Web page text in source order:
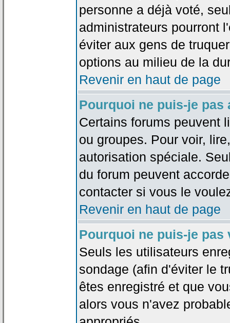
personne a déjà voté,
administrateurs pourront
éviter aux gens de
options au milieu de la
Revenir en haut de page
Pourquoi ne puis-je pas
Certains forums peuvent
ou groupes. Pour voir,
autorisation spéciale.
du forum peuvent
contacter si vous le
Revenir en haut de page
Pourquoi ne puis-je pas
Seuls les utilisateurs
sondage (afin d'éviter le
êtes enregistré et que
alors vous n'avez